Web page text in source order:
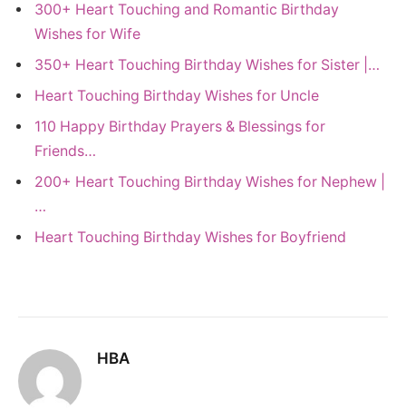
300+ Heart Touching and Romantic Birthday
Wishes for Wife
350+ Heart Touching Birthday Wishes for Sister |…
Heart Touching Birthday Wishes for Uncle
110 Happy Birthday Prayers & Blessings for
Friends…
200+ Heart Touching Birthday Wishes for Nephew |
…
Heart Touching Birthday Wishes for Boyfriend
HBA